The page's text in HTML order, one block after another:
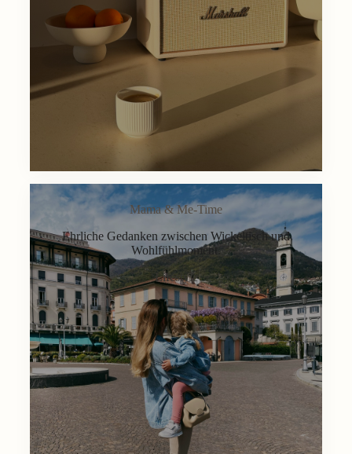
Mama & Me-Time
Ehrliche Gedanken zwischen Wickeltisch und
Wohlfühlmoment.
Lifestyle